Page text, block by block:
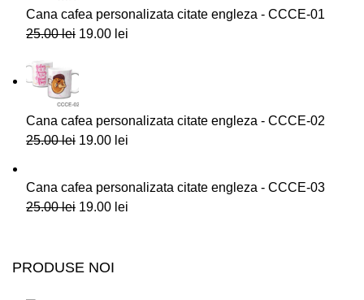
Cana cafea personalizata citate engleza - CCCE-01
25.00lei 19.00 lei
Cana cafea personalizata citate engleza - CCCE-02
25.00lei 19.00 lei
Cana cafea personalizata citate engleza - CCCE-03
25.00lei 19.00 lei
PRODUSE NOI